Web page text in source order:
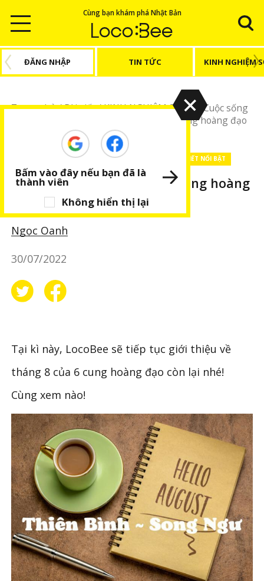
Cùng bạn khám phá Nhật Bản
ĐĂNG NHẬP TIN TỨC KINH NGHIỆM
Trang chủ/Bài viết/KINH NGHIỆM SỐNG/ Cuộc sống
Tháng 8 năm 2022 của các cung hoàng đạo
(Thiên Bình ~ Song Ngư)
KINH NGHIỆM SỐNG Cuộc sống Nhật Bản BÀI VIẾT NỔI BẬT
Tháng 8 năm 2022 của các cung hoàng
đạo (Thiên Bình ~ Song Ngư)
Ngọc Oanh
30/07/2022
Tại kì này, LocoBee sẽ tiếp tục giới thiệu về
tháng 8 của 6 cung hoàng đạo còn lại nhé!
Cùng xem nào!
Không hiển thị lại
Bấm vào đây nếu bạn đã là
thành viên